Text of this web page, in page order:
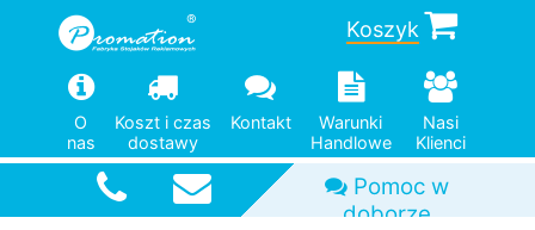
O
nas
Koszt i czas
dostawy
Kontakt
Warunki
Handlowe
Nasi
Klienci
Koszyk